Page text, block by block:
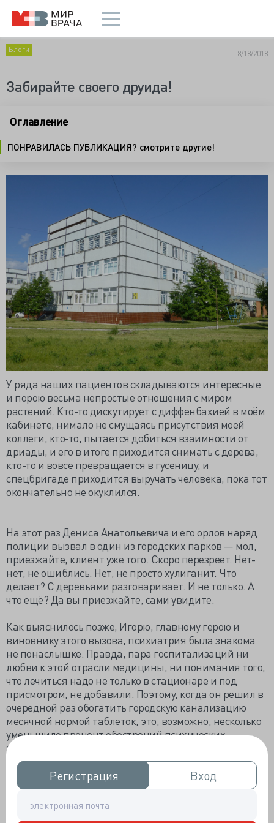
Регистрация
Регистрация Вход
Вход
Блоги 8/18/2018
Забирайте своего друида!
Оглавление
ПОНРАВИЛАСЬ ПУБЛИКАЦИЯ? смотрите другие!
У ряда наших пациентов складываются интересные
и порою весьма непростые отношения с миром
растений. Кто-то дискутирует с диффенбахией в моём
кабинете, нимало не смущаясь присутствия моей
коллеги, кто-то, пытается добиться взаимности от
дриады, и его в итоге приходится снимать с дерева,
кто-то и вовсе превращается в гусеницу, и
спецбригаде приходится выручать человека, пока тот
окончательно не окуклился.
На этот раз Дениса Анатольевича и его орлов наряд
полиции вызвал в один из городских парков — мол,
приезжайте, клиент уже того. Скоро перезреет. Нет-
нет, не ошиблись. Нет, не просто хулиганит. Что
делает? С деревьями разговаривает. И не только. А
что ещё? Да вы приезжайте, сами увидите.
Как выяснилось позже, Игорю, главному герою и
виновнику этого вызова, психиатрия была знакома
не понаслышке. Правда, пара госпитализаций ни
любви к этой отрасли медицины, ни понимания того,
что лечиться надо не только в стационаре и под
присмотром, не добавили. Поэтому, когда он решил в
очередной раз обогатить городскую канализацию
месячной нормой таблеток, это, возможно, несколько
уменьшило процент обострений психических
заболеваний у местной аквафауны, но лично ему на
пользу не пошло. Опять же, «Жигулёвское», хоть и
натуральный продукт, но не вполне адекватная
замена назначениям доктора.
Поэтому через некоторое время он с тревогой заметил,